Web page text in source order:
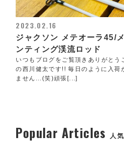
2023.02.16
ジャクソン メテオーラ45/
ンティング渓流ロッド
いつもブログをご覧頂きありがとう
の西川健太です!! 毎日のように入荷
ません...(笑)頑張[...]
Popular Articles 人